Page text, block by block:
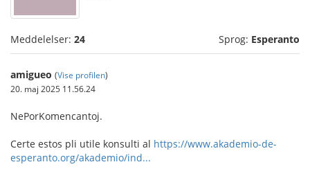
Meddelelser: 24 Sprog: Esperanto
amigueo (Vise profilen)
20. maj 2025 11.56.24
NePorKomencantoj.
Certe estos pli utile konsulti al https://www.akademio-de-
esperanto.org/akademio/ind...